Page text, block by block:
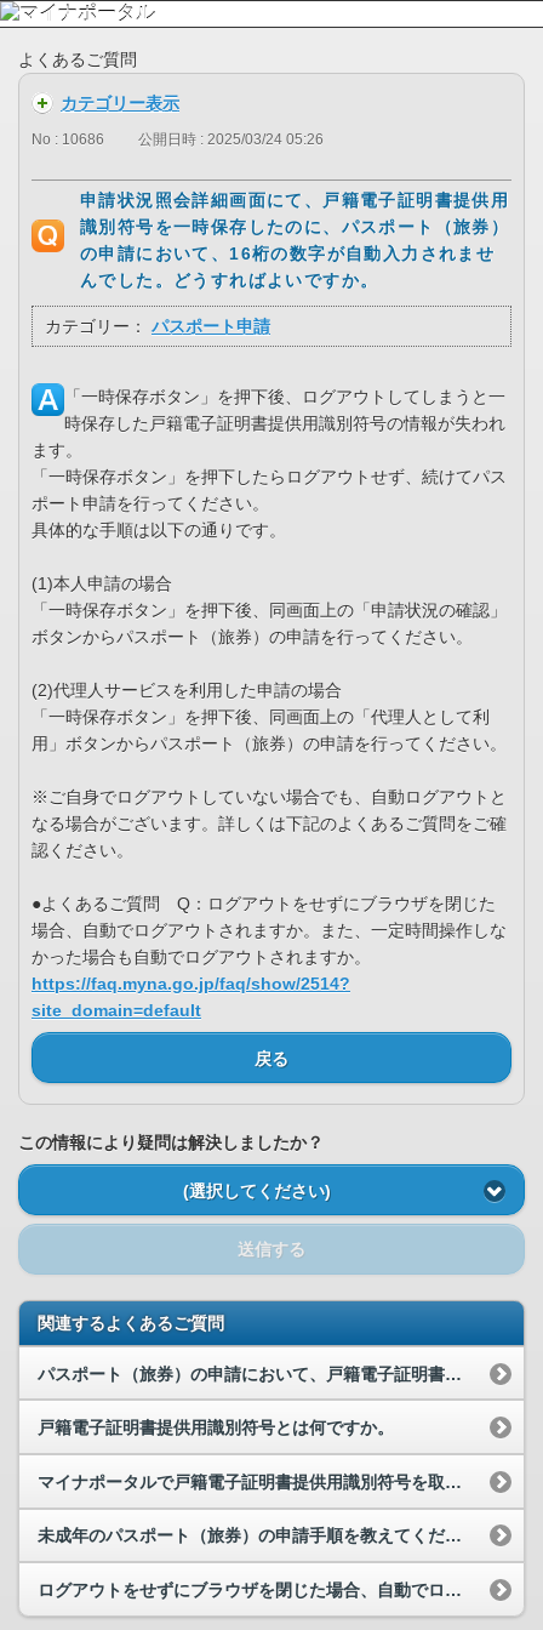
よくあるご質問
カテゴリー表示
No : 10686 公開日時 : 2025/03/24 05:26
申請状況照会詳細画面にて、戸籍電子証明書提供用
識別符号を一時保存したのに、パスポート（旅券）
の申請において、16桁の数字が自動入力されませ
んでした。どうすればよいですか。
カテゴリー： パスポート申請
「一時保存ボタン」を押下後、ログアウトしてしまうと一
時保存した戸籍電子証明書提供用識別符号の情報が失われ
ます。
「一時保存ボタン」を押下したらログアウトせず、続けてパス
ポート申請を行ってください。
具体的な手順は以下の通りです。
(1)本人申請の場合
「一時保存ボタン」を押下後、同画面上の「申請状況の確認」
ボタンからパスポート（旅券）の申請を行ってください。
(2)代理人サービスを利用した申請の場合
「一時保存ボタン」を押下後、同画面上の「代理人として利
用」ボタンからパスポート（旅券）の申請を行ってください。
※ご自身でログアウトしていない場合でも、自動ログアウトと
なる場合がございます。詳しくは下記のよくあるご質問をご確
認ください。
●よくあるご質問 Q：ログアウトをせずにブラウザを閉じた
場合、自動でログアウトされますか。また、一定時間操作しな
かった場合も自動でログアウトされますか。
https://faq.myna.go.jp/faq/show/2514?
site_domain=default
戻る
この情報により疑問は解決しましたか？
(選択してください)
送信する
関連するよくあるご質問
パスポート（旅券）の申請において、戸籍電子証明書提供用識別符号の入力を求められました。戸籍電子...
戸籍電子証明書提供用識別符号とは何ですか。
マイナポータルで戸籍電子証明書提供用識別符号を取得する方法を教えてください。
未成年のパスポート（旅券）の申請手順を教えてください。
ログアウトをせずにブラウザを閉じた場合、自動でログアウトされますか。また、一定時間操作しなかっ...